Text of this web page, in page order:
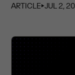
ARTICLE⏵JUL 2,